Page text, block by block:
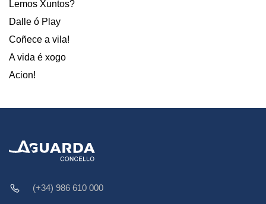
Lemos Xuntos?
Dalle ó Play
Coñece a vila!
A vida é xogo
Acion!
(+34) 986 610 000